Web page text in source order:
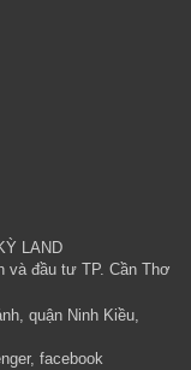
LAND
và đầu tư TP. Cần Thơ
quận Ninh Kiều,
facebook